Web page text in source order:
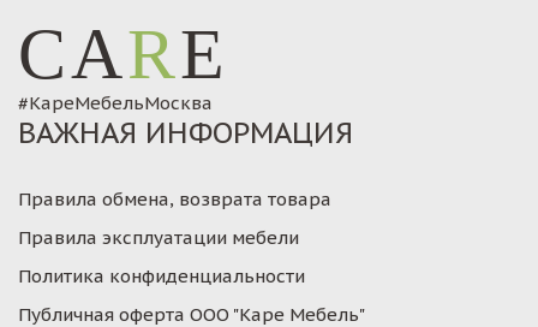
CARE
#КареМебельМосква
ВАЖНАЯ ИНФОРМАЦИЯ
Правила обмена, возврата товара
Правила эксплуатации мебели
Политика конфиденциальности
Публичная оферта ООО "Каре Мебель"